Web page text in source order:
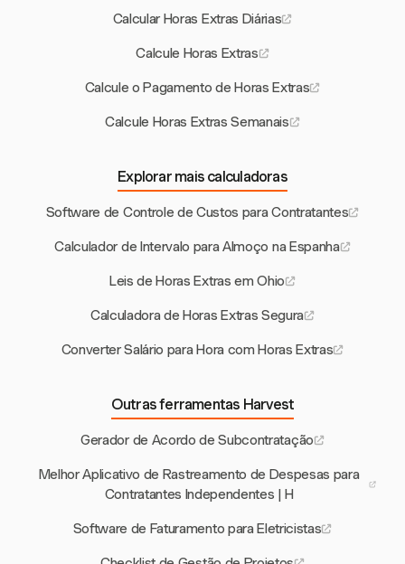
Calcular Horas Extras Diárias
Calcule Horas Extras
Calcule o Pagamento de Horas Extras
Calcule Horas Extras Semanais
Explorar mais calculadoras
Software de Controle de Custos para Contratantes
Calculador de Intervalo para Almoço na Espanha
Leis de Horas Extras em Ohio
Calculadora de Horas Extras Segura
Converter Salário para Hora com Horas Extras
Outras ferramentas Harvest
Gerador de Acordo de Subcontratação
Melhor Aplicativo de Rastreamento de Despesas para
Contratantes Independentes | H
Software de Faturamento para Eletricistas